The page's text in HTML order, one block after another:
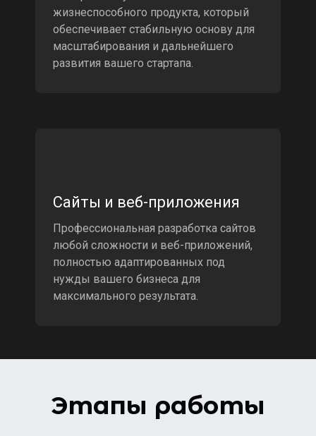
жизнеспособного продукта, который
обеспечивает стабильную основу для
масштабирования и дальнейшего
развития вашего стартапа.
Сайты и веб-приложения
Профессиональная разработка сайтов
любой сложности и веб-приложений,
полностью адаптированных под
нужды вашего бизнеса для
максимального результата.
Этапы работы